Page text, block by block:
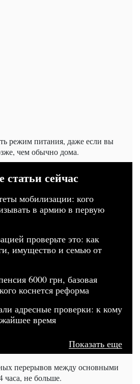
режим питания, даже если вы
чем обычно дома.
сейчас
мобилизации: кого
в армию в первую
проверьте это: как
имущество и семью от
6000 грн, базовая
коснется реформа
адресные проверки: к кому
время
Показать еще
перерывов между основными
не больше.